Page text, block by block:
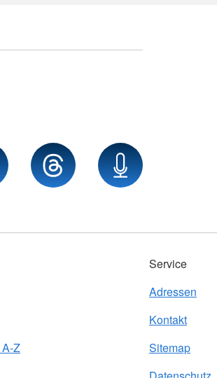
Z
Service
Adressen
Kontakt
Sitemap